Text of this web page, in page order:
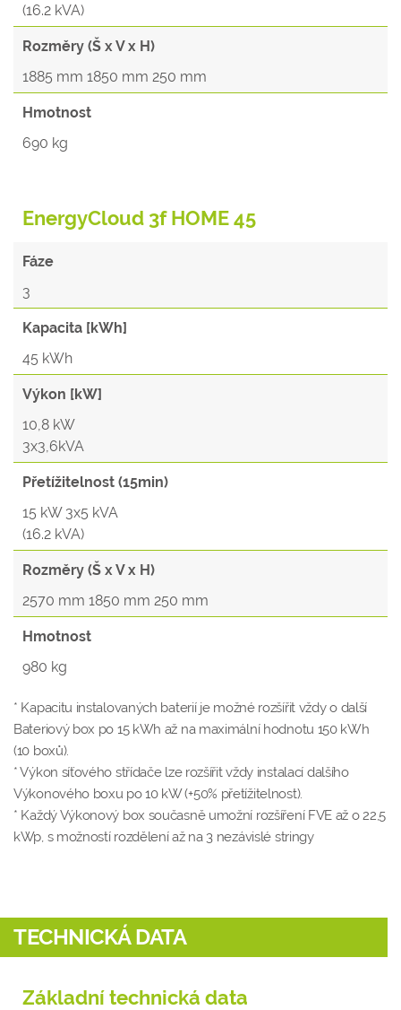
(16.2 kVA)
Rozměry (Š x V x H)
1885 mm 1850 mm 250 mm
Hmotnost
690 kg
EnergyCloud 3f HOME 45
Fáze
3
Kapacita [kWh]
45 kWh
Výkon [kW]
10,8 kW
3x3,6kVA
Přetížitelnost (15min)
15 kW 3x5 kVA
(16.2 kVA)
Rozměry (Š x V x H)
2570 mm 1850 mm 250 mm
Hmotnost
980 kg
* Kapacitu instalovaných baterií je možné rozšířit vždy o další
Bateriový box po 15 kWh až na maximální hodnotu 150 kWh
(10 boxů).
* Výkon síťového střídače lze rozšířit vždy instalací dalšího
Výkonového boxu po 10 kW (+50% přetížitelnost).
* Každý Výkonový box současně umožní rozšíření FVE až o 22,5
kWp, s možností rozdělení až na 3 nezávislé stringy
TECHNICKÁ DATA
Základní technická data